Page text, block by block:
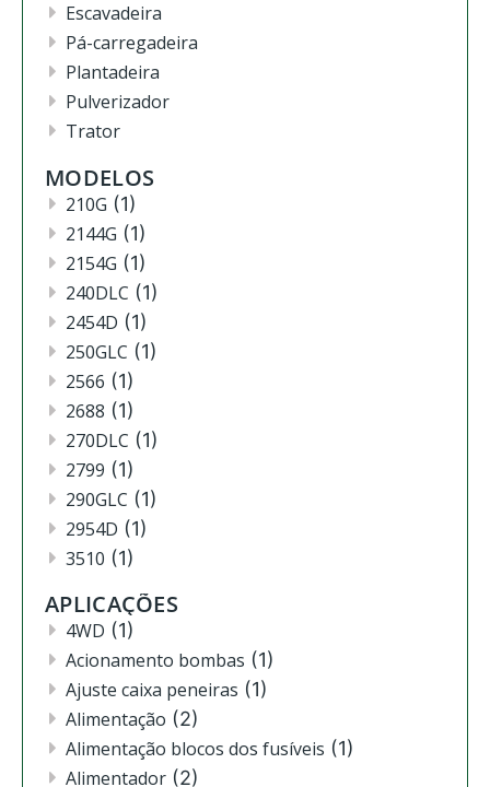
Escavadeira
Pá-carregadeira
Plantadeira
Pulverizador
Trator
MODELOS
210G (1)
2144G (1)
2154G (1)
240DLC (1)
2454D (1)
250GLC (1)
2566 (1)
2688 (1)
270DLC (1)
2799 (1)
290GLC (1)
2954D (1)
3510 (1)
3522(11)
(2)
4720
APLICAÇÕES
4WD (1)
Acionamento bombas (1)
Ajuste caixa peneiras (1)
Alimentação (2)
Alimentação blocos dos fusíveis (1)
Alimentador (2)